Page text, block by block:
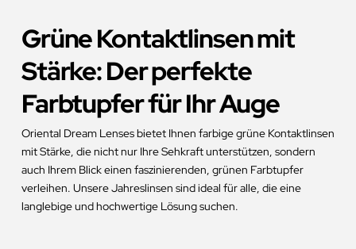
Grüne Kontaktlinsen mit
Stärke: Der perfekte
Farbtupfer für Ihr Auge
Oriental Dream Lenses bietet Ihnen farbige grüne Kontaktlinsen
mit Stärke, die nicht nur Ihre Sehkraft unterstützen, sondern
auch Ihrem Blick einen faszinierenden, grünen Farbtupfer
verleihen. Unsere Jahreslinsen sind ideal für alle, die eine
langlebige und hochwertige Lösung suchen.